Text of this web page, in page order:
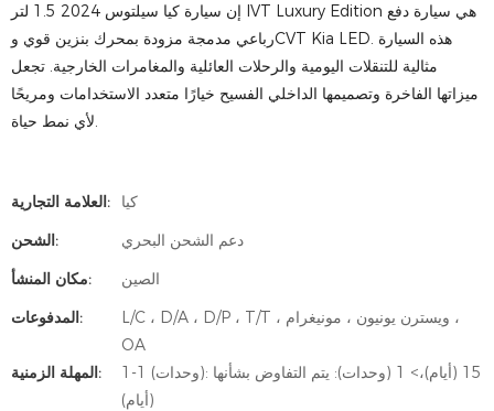
إن سيارة كيا سيلتوس 2024 1.5 لتر IVT Luxury Edition هي سيارة دفع
رباعي مدمجة مزودة بمحرك بنزين قوي وCVT Kia LED. هذه السيارة
مثالية للتنقلات اليومية والرحلات العائلية والمغامرات الخارجية. تجعل
ميزاتها الفاخرة وتصميمها الداخلي الفسيح خيارًا متعدد الاستخدامات ومريحًا
لأي نمط حياة.
العلامة التجارية:
كيا
الشحن:
دعم الشحن البحري
مكان المنشأ:
الصين
المدفوعات:
L/C ، D/A ، D/P ، T/T ، ويسترن يونيون ، مونيغرام ،
OA
المهلة الزمنية:
1-1 (وحدات): 15 (أيام)،> 1 (وحدات): يتم التفاوض بشأنها
(أيام)